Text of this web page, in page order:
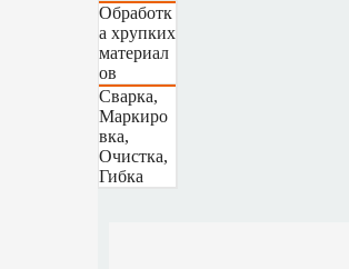
Обработк
а хрупких
материал
ов
Сварка,
Маркиро
вка,
Очистка,
Гибка